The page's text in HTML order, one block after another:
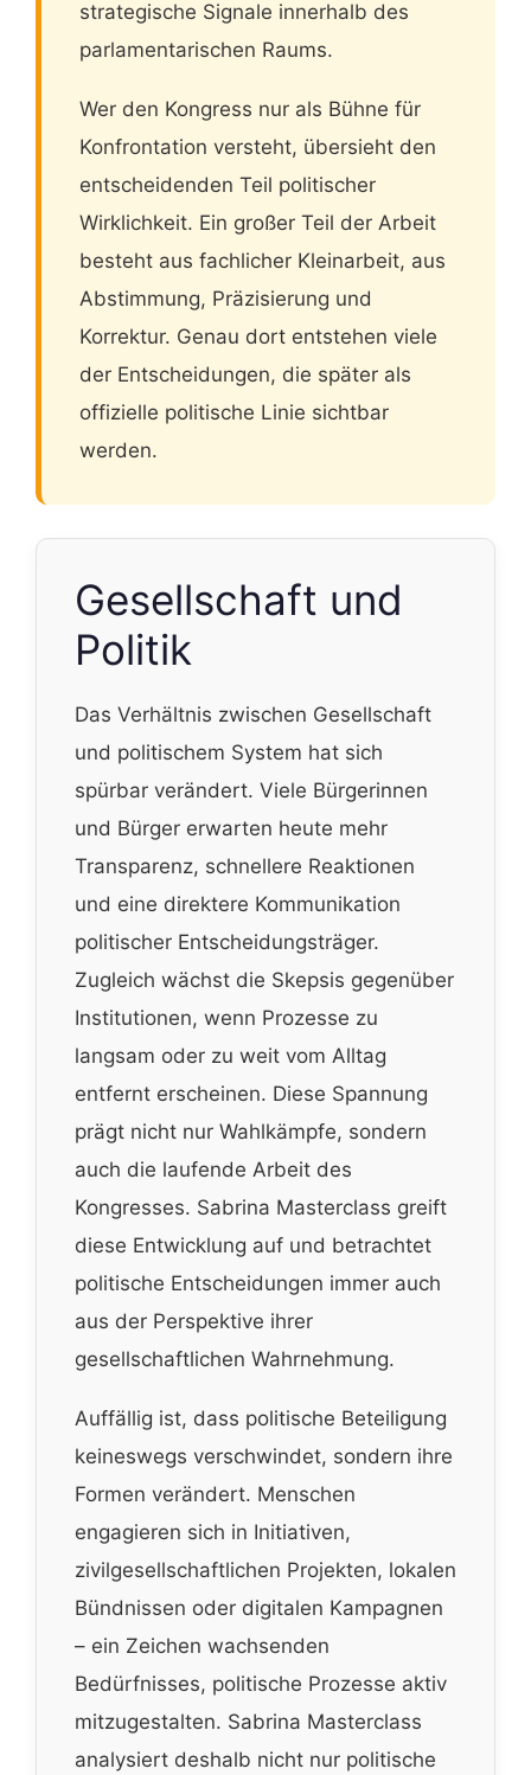
strategische Signale innerhalb des
parlamentarischen Raums.
Wer den Kongress nur als Bühne für
Konfrontation versteht, übersieht den
entscheidenden Teil politischer
Wirklichkeit. Ein großer Teil der Arbeit
besteht aus fachlicher Kleinarbeit, aus
Abstimmung, Präzisierung und
Korrektur. Genau dort entstehen viele
der Entscheidungen, die später als
offizielle politische Linie sichtbar
werden.
Gesellschaft und
Politik
Das Verhältnis zwischen Gesellschaft
und politischem System hat sich
spürbar verändert. Viele Bürgerinnen
und Bürger erwarten heute mehr
Transparenz, schnellere Reaktionen
und eine direktere Kommunikation
politischer Entscheidungsträger.
Zugleich wächst die Skepsis gegenüber
Institutionen, wenn Prozesse zu
langsam oder zu weit vom Alltag
entfernt erscheinen. Diese Spannung
prägt nicht nur Wahlkämpfe, sondern
auch die laufende Arbeit des
Kongresses. Sabrina Masterclass greift
diese Entwicklung auf und betrachtet
politische Entscheidungen immer auch
aus der Perspektive ihrer
gesellschaftlichen Wahrnehmung.
Auffällig ist, dass politische Beteiligung
keineswegs verschwindet, sondern ihre
Formen verändert. Menschen
engagieren sich in Initiativen,
zivilgesellschaftlichen Projekten, lokalen
Bündnissen oder digitalen Kampagnen
– ein Zeichen wachsenden
Bedürfnisses, politische Prozesse aktiv
mitzugestalten. Sabrina Masterclass
analysiert deshalb nicht nur politische